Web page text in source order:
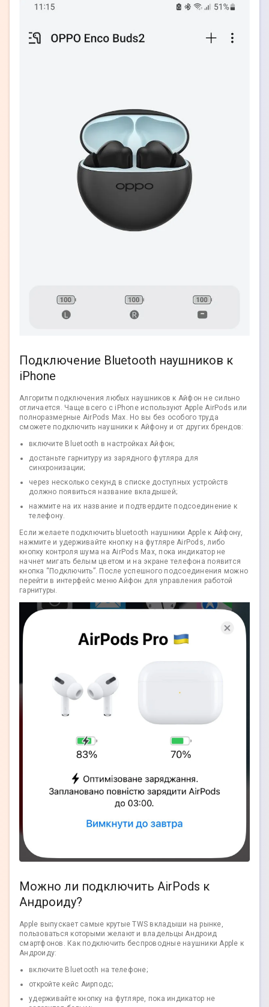
Подключение Bluetooth наушников к
iPhone
Алгоритм подключения любых наушников к Айфон не сильно
отличается. Чаще всего с iPhone используют Apple AirPods или
полноразмерные AirPods Max. Но вы без особого труда
сможете подключить наушники к Айфону и от других брендов:
включите Bluetooth в настройках Айфон;
достаньте гарнитуру из зарядного футляра для
синхронизации;
через несколько секунд в списке доступных устройств
должно появиться название вкладышей;
нажмите на их название и подтвердите подсоединение к
телефону.
Если желаете подключить bluetooth наушники Apple к Айфону,
нажмите и удерживайте кнопку на футляре AirPods, либо
кнопку контроля шума на AirPods Max, пока индикатор не
начнет мигать белым цветом и на экране телефона появится
кнопка “Подключить”. После успешного подсоединения можно
перейти в интерфейс меню Айфон для управления работой
гарнитуры.
Можно ли подключить AirPods к
Андроиду?
Apple выпускает самые крутые TWS вкладыши на рынке,
пользоваться которыми желают и владельцы Андроид
смартфонов. Как подключить беспроводные наушники Apple к
Андроиду:
включите Bluetooth на телефоне;
откройте кейс Аирподс;
удерживайте кнопку на футляре, пока индикатор не